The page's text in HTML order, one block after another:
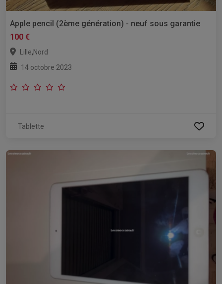
Apple pencil (2ème génération) - neuf sous garantie
100 €
Lille,Nord
14 octobre 2023
Tablette